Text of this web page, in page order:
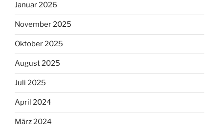
Januar 2026
November 2025
Oktober 2025
August 2025
Juli 2025
April 2024
März 2024